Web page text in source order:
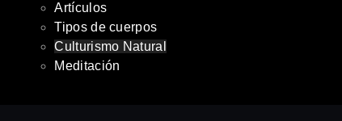
Artículos
Tipos de cuerpos
Culturismo Natural
Meditación